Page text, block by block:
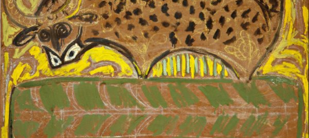
V.R.C.
Atelier
‘85
Presa
Publicații